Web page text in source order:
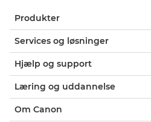
Produkter
Services og løsninger
Hjælp og support
Læring og uddannelse
Om Canon